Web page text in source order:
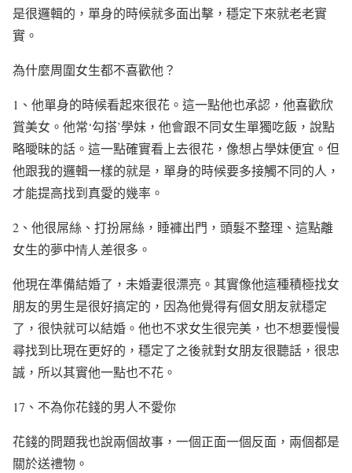
是很邏輯的，單身的時候就多面出擊，穩定下來就老老實
實。
為什麼周圍女生都不喜歡他？
1 、他單身的時候看起來很花。這一點他也承認，他喜歡欣
賞美女。他常‘勾搭’學妹，他會跟不同女生單獨吃飯，說點
略曖昧的話。這一點確實看上去很花，像想占學妹便宜。但
他跟我的邏輯一樣的就是，單身的時候要多接觸不同的人，
才能提高找到真愛的幾率。
2 、他很屌絲、打扮屌絲，睡褲出門，頭髮不整理、這點離
女生的夢中情人 差很多。
他現在準備結婚了，未婚妻很漂亮。其實像他這種積極找女
朋友的男生是很好搞定的，因為他覺得有個女朋友就穩定
了，很快就可以結婚。他也不求女生很完美，也不想要慢慢
尋找到比現在更好的，穩定了之後就對女朋友很聽話，很忠
誠，所以其實他一點也不花。
17 、不為你花錢的男人不愛你
花錢的問題我也說兩個故事，一個正面一個反面，兩個都是
關於送禮物。